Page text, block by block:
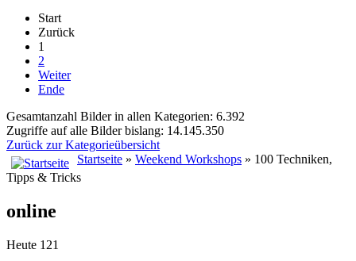
Start
Zurück
1
2
Weiter
Ende
Gesamtanzahl Bilder in allen Kategorien: 6.392
Zugriffe auf alle Bilder bislang: 14.145.350
Zurück zur Kategorieübersicht
Startseite » Weekend Workshops » 100 Techniken,
Tipps & Tricks
online
Heute 121